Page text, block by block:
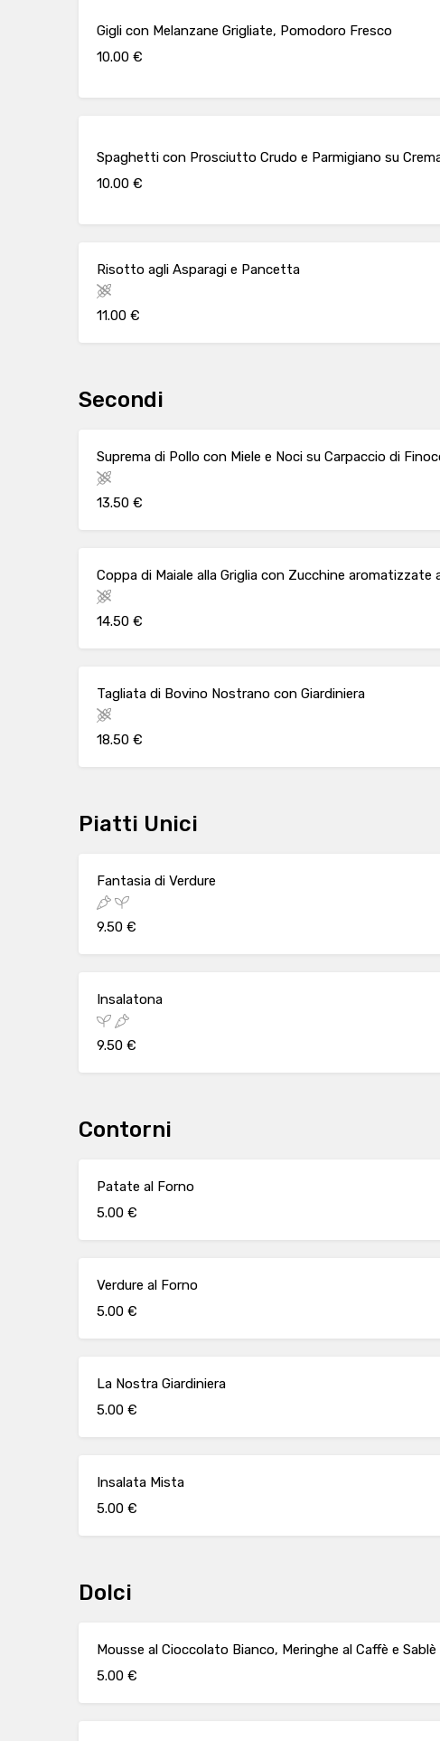
Gigli con Melanzane Grigliate, Pomodoro Fresco
10.00 €
Spaghetti con Prosciutto Crudo e Parmigiano su
10.00 €
Risotto agli Asparagi e Pancetta
11.00 €
Secondi
Suprema di Pollo con Miele e Noci su Carpaccio di
13.50 €
Coppa di Maiale alla Griglia con Zucchine aromatizzate
14.50 €
Tagliata di Bovino Nostrano con Giardiniera
18.50 €
Piatti Unici
Fantasia di Verdure
9.50 €
Insalatona
9.50 €
Contorni
Patate al Forno
5.00 €
Verdure al Forno
5.00 €
La Nostra Giardiniera
5.00 €
Insalata Mista
5.00 €
Dolci
Mousse al Cioccolato Bianco, Meringhe al Caffè e Sablè
5.00 €